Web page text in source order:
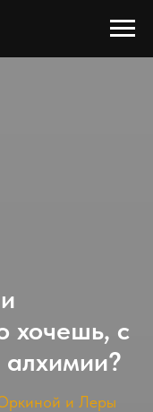
хочешь, с
и Леры